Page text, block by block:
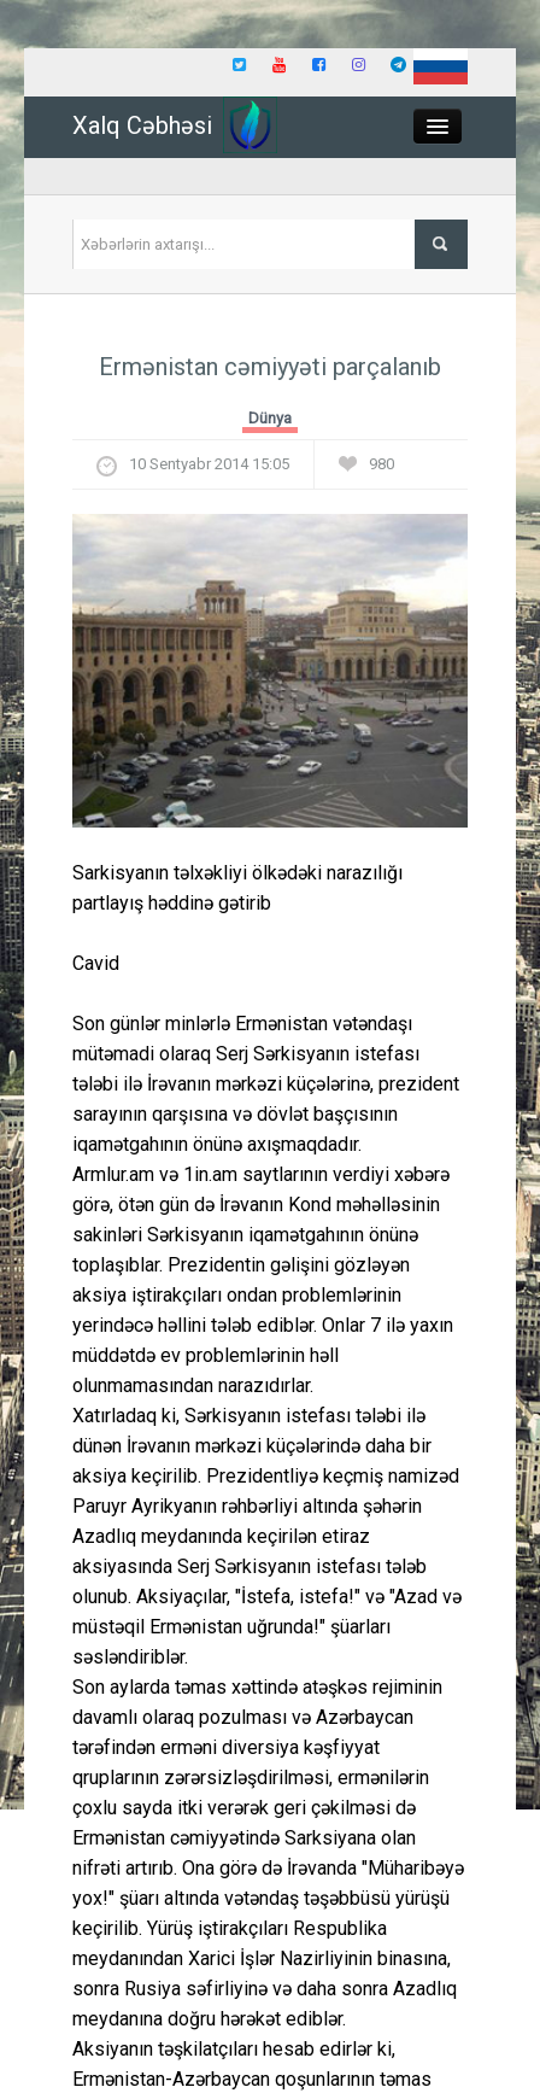
Xalq Cəbhəsi
İqtisadiyyat
Güney Azərbaycan
Mədəniyyət
Müsahibə
İdman
Layihə
Gündəm
Əlaqə
Ermənistan cəmiyyəti parçalanıb
Dünya
10 Sentyabr 2014 15:05 980
Sarkisyanın təlxəkliyi ölkədəki narazılığı
partlayış həddinə gətirib
Cavid
Son günlər minlərlə Ermənistan vətəndaşı
mütəmadi olaraq Serj Sərkisyanın istefası
tələbi ilə İrəvanın mərkəzi küçələrinə, prezident
sarayının qarşısına və dövlət başçısının
iqamətgahının önünə axışmaqdadır.
Armlur.am və 1in.am saytlarının verdiyi xəbərə
görə, ötən gün də İrəvanın Kond məhəlləsinin
sakinləri Sərkisyanın iqamətgahının önünə
toplaşıblar. Prezidentin gəlişini gözləyən
aksiya iştirakçıları ondan problemlərinin
yerindəcə həllini tələb ediblər. Onlar 7 ilə yaxın
müddətdə ev problemlərinin həll
olunmamasından narazıdırlar.
Xatırladaq ki, Sərkisyanın istefası tələbi ilə
dünən İrəvanın mərkəzi küçələrində daha bir
aksiya keçirilib. Prezidentliyə keçmiş namizəd
Paruyr Ayrikyanın rəhbərliyi altında şəhərin
Azadlıq meydanında keçirilən etiraz
aksiyasında Serj Sərkisyanın istefası tələb
olunub. Aksiyaçılar, "İstefa, istefa!" və "Azad və
müstəqil Ermənistan uğrunda!" şüarları
səsləndiriblər.
Son aylarda təmas xəttində atəşkəs rejiminin
davamlı olaraq pozulması və Azərbaycan
tərəfindən erməni diversiya kəşfiyyat
qruplarının zərərsizləşdirilməsi, ermənilərin
çoxlu sayda itki verərək geri çəkilməsi də
Ermənistan cəmiyyətində Sarksiyana olan
nifrəti artırıb. Ona görə də İrəvanda "Müharibəyə
yox!" şüarı altında vətəndaş təşəbbüsü yürüşü
keçirilib. Yürüş iştirakçıları Respublika
meydanından Xarici İşlər Nazirliyinin binasına,
sonra Rusiya səfirliyinə və daha sonra Azadlıq
meydanına doğru hərəkət ediblər.
Aksiyanın təşkilatçıları hesab edirlər ki,
Ermənistan-Azərbaycan qoşunlarının təmas